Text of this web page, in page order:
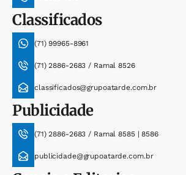
Classificados
(71) 99965-8961
(71) 2886-2683 / Ramal 8526
classificados@grupoatarde.com.br
Publicidade
(71) 2886-2683 / Ramal 8585 | 8586
publicidade@grupoatarde.com.br